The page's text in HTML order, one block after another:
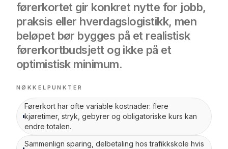
førerkortet gir konkret nytte for jobb,
praksis eller hverdagslogistikk, men
beløpet bør bygges på et realistisk
førerkortbudsjett og ikke på et
optimistisk minimum.
NØKKELPUNKTER
Førerkort har ofte variable kostnader: flere
kjøretimer, stryk, gebyrer og obligatoriske kurs kan
endre totalen.
Sammenlign sparing, delbetaling hos trafikkskole hvis